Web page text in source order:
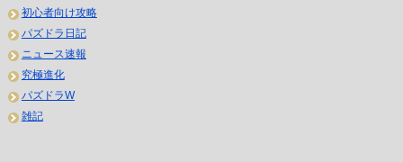
初心者向け攻略
パズドラ日記
ニュース速報
究極進化
パズドラW
雑記